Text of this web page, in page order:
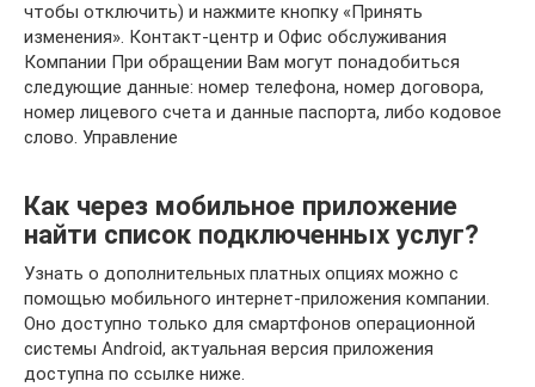
чтобы отключить) и нажмите кнопку «Принять
изменения». Контакт-центр и Офис обслуживания
Компании При обращении Вам могут понадобиться
следующие данные: номер телефона, номер договора,
номер лицевого счета и данные паспорта, либо кодовое
слово. Управление
Как через мобильное приложение
найти список подключенных услуг?
Узнать о дополнительных платных опциях можно с
помощью мобильного интернет-приложения компании.
Оно доступно только для смартфонов операционной
системы Android, актуальная версия приложения
доступна по ссылке ниже.